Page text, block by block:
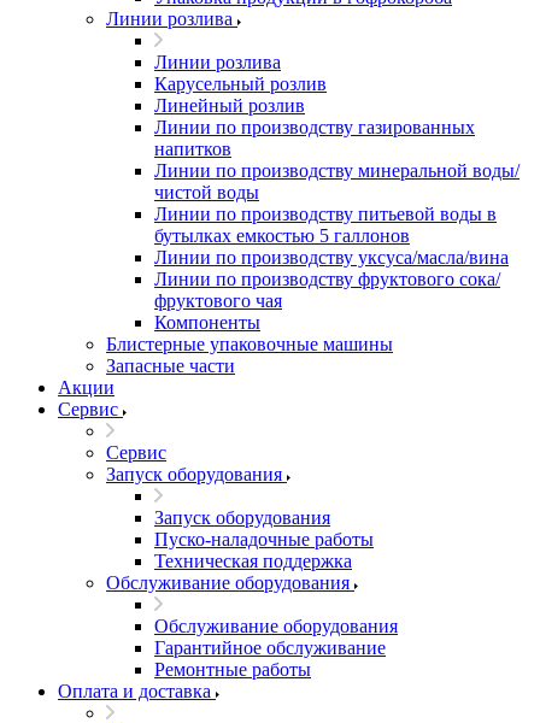
Линии розлива
Линии розлива
Карусельный розлив
Линейный розлив
Линии по производству газированных
напитков
Линии по производству минеральной воды/
чистой воды
Линии по производству питьевой воды в
бутылках емкостью 5 галлонов
Линии по производству уксуса/масла/вина
Линии по производству фруктового сока/
фруктового чая
Компоненты
Блистерные упаковочные машины
Запасные части
Акции
Сервис
Сервис
Запуск оборудования
Запуск оборудования
Пуско-наладочные работы
Техническая поддержка
Обслуживание оборудования
Обслуживание оборудования
Гарантийное обслуживание
Ремонтные работы
Оплата и доставка